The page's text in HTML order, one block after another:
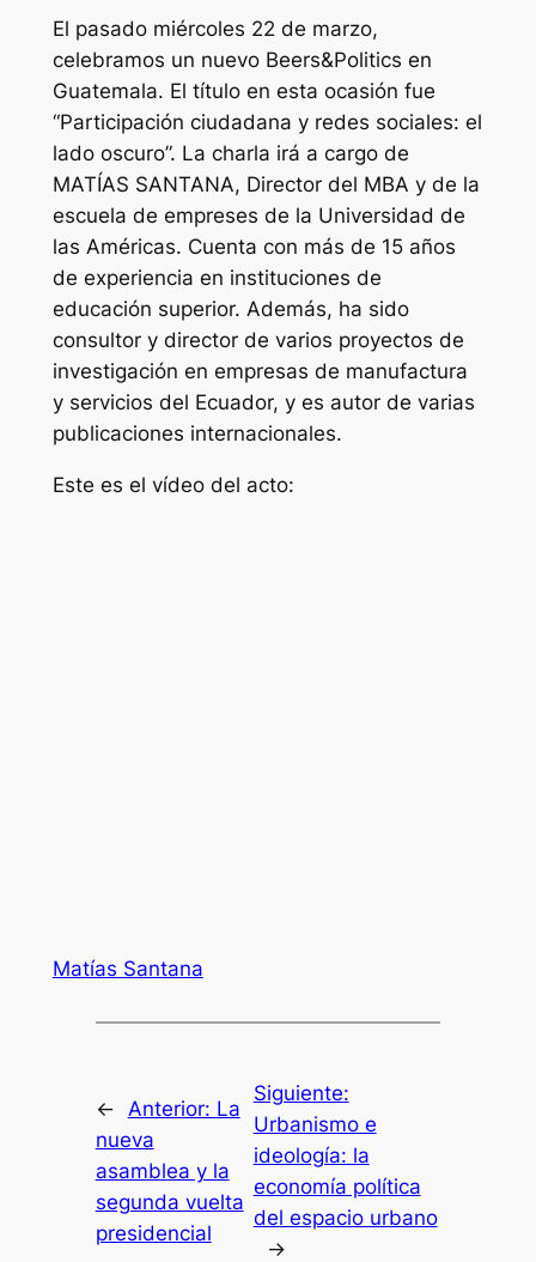
El pasado miércoles 22 de marzo,
celebramos un nuevo Beers&Politics en
Guatemala. El título en esta ocasión fue
“Participación ciudadana y redes sociales: el
lado oscuro”. La charla irá a cargo de
MATÍAS SANTANA, Director del MBA y de la
escuela de empreses de la Universidad de
las Américas. Cuenta con más de 15 años
de experiencia en instituciones de
educación superior. Además, ha sido
consultor y director de varios proyectos de
investigación en empresas de manufactura
y servicios del Ecuador, y es autor de varias
publicaciones internacionales.
Este es el vídeo del acto:
Matías Santana
← Anterior: La
nueva
asamblea y la
segunda vuelta
presidencial
Siguiente:
Urbanismo e
ideología: la
economía política
del espacio urbano
→